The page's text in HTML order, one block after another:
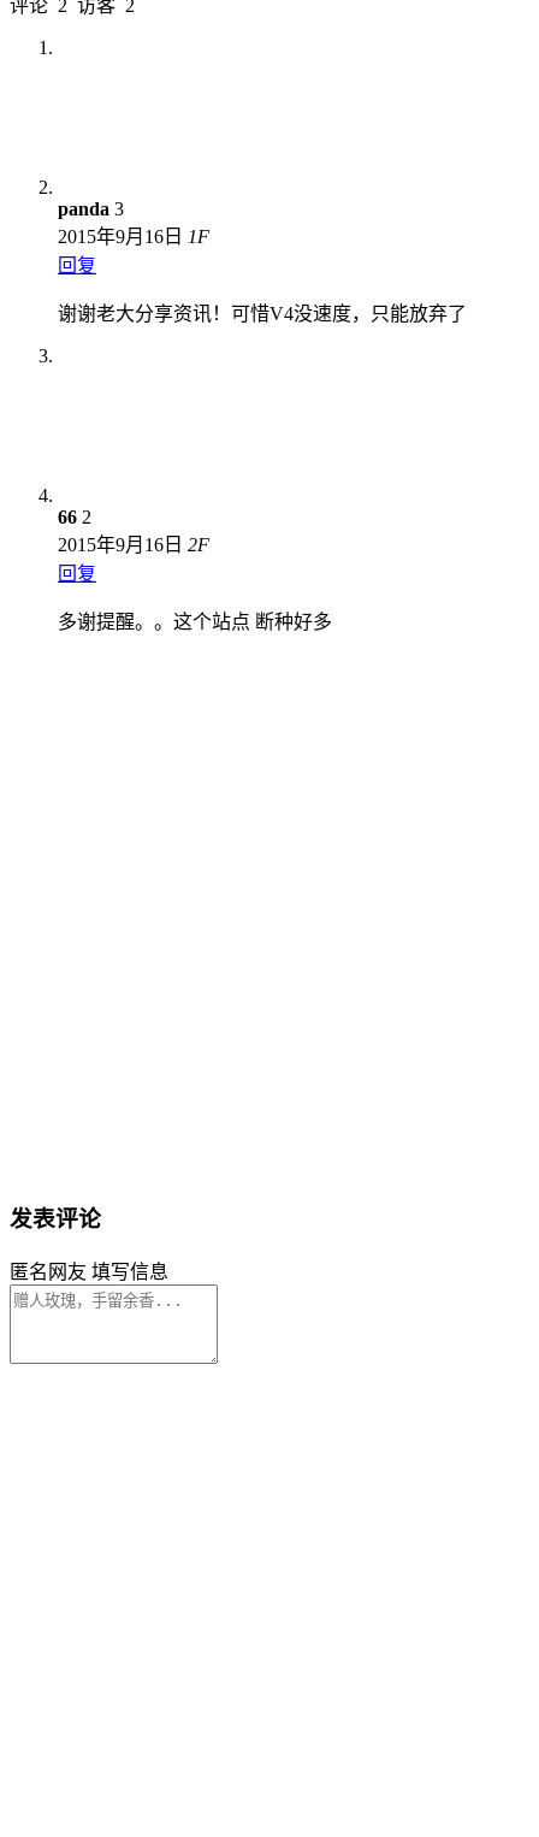
评论 2 访客 2
panda 3
2015年9月16日 1F
回复
谢谢老大分享资讯！可惜V4没速度，只能放弃了
66 2
2015年9月16日 2F
回复
多谢提醒。。这个站点 断种好多
发表评论
匿名网友 填写信息